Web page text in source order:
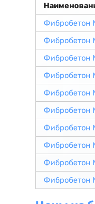
Фибробетон
Фибробетон
Фибробетон
Фибробетон
Фибробетон
Фибробетон
Фибробетон
Фибробетон
Фибробетон
Фибробетон